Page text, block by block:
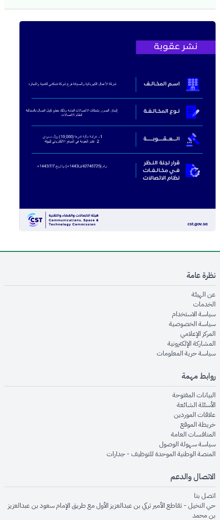
نظرة عامة
عن الهيئةopens in new window
الخدماتopens in new window
سياسة الاستخدام
سياسة الخصوصيةopens in new window
المركز الإعلاميopens in new window
المشاركة الإلكترونيةopens in new window
سياسة حرية المعلوماتopens in new window
روابط مهمة
البيانات المفتوحةopens in new window
الأسئلة الشائعةopens in new window
علاقات الموردينopens in new window
خريطة الموقعopens in new window
المنافسات العامةopens in new window
سياسة سهولة الوصولopens in new window
المنصة الوطنية الموحدة للتوظيف - جداراتopens in new window
الاتصال والدعم
اتصل بنا
حي النخيل - تقاطع الأمير تركي بن عبدالعزيز الأول مع طريق الإمام سعود بن عبدالعزيز
بن محمد